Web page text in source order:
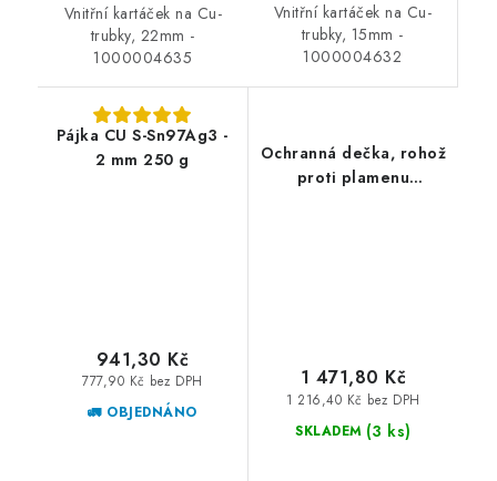
Vnitřní kartáček na Cu-
trubky, 22mm -
1000004635
Vnitřní kartáček na Cu-
trubky, 15mm -
1000004632
Pájka CU S-Sn97Ag3 -
2 mm 250 g
🚛 OBJEDNÁNO
777,90 Kč bez DPH
941,30 Kč
Ochranná dečka, rohož
proti plamenu
SKLADEM (3 ks)
1 216,40 Kč bez DPH
1 471,80 Kč